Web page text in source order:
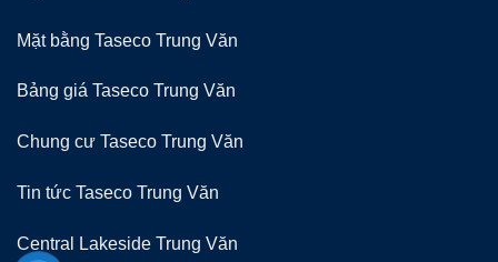
Mặt bằng Taseco Trung Văn
Bảng giá Taseco Trung Văn
Chung cư Taseco Trung Văn
Tin tức Taseco Trung Văn
Central Lakeside Trung Văn